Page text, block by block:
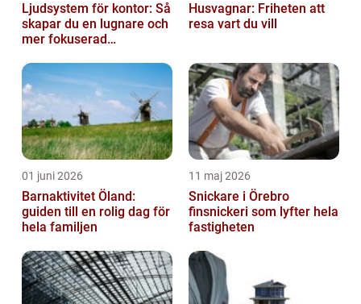
Ljudsystem för kontor: Så
skapar du en lugnare och
mer fokuserad
Husvagnar: Friheten att
resa vart du vill
01 juni 2026
Barnaktivitet Öland:
guiden till en rolig dag för
hela familjen
11 maj 2026
Snickare i Örebro
finsnickeri som lyfter hela
fastigheten